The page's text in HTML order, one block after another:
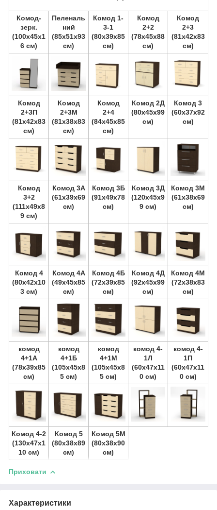
Комод-
зерк.
(100х45х1
6 см)
Пеленаль
ний
(85х51х93
см)
Комод 1-
3-1
(80х39х85
см)
Комод
2+2
(78х45х88
см)
Комод
2+3
(81х42х83
см)
Комод
2+3П
(81х42х83
см)
Комод
2+3М
(81х38х83
см)
Комод
2+4
(84х45х85
см)
Комод 2Д
(80х45х99
см)
Комод 3
(60х37х92
см)
Комод
3+2
(111х49х8
9 см)
Комод 3А
(61х39х69
см)
Комод 3Б
(91х49х78
см)
Комод 3Д
(120х45х9
9 см)
Комод 3М
(61х38х69
см)
Комод 4
(80х42х10
3 см)
Комод 4А
(49х45х85
см)
Комод 4Б
(72х39х85
см)
Комод 4Д
(92х45х99
см)
Комод 4М
(72х38х83
см)
комод
4+1А
(78х39х85
см)
комод
4+1Б
(105х45х8
5 см)
комод
4+1М
(105х45х8
5 см)
комод 4-
1Л
(60х47х11
0 см)
комод 4-
1П
(60х47х11
0 см)
Комод 4-2
(130х47х1
10 см)
Комод 5
(80х38х89
см)
Комод 5М
(80х38х90
см)
Приховати
Характеристики